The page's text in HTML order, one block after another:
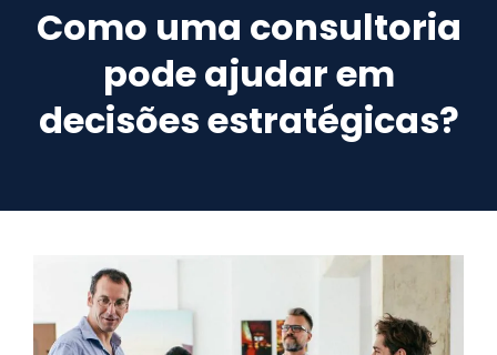
Como uma consultoria
pode ajudar em
decisões estratégicas?